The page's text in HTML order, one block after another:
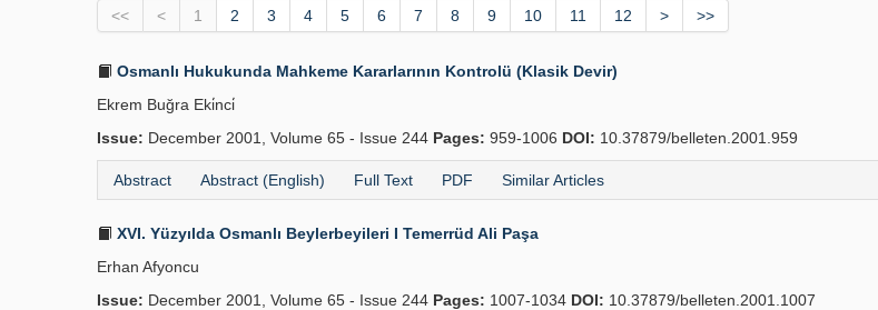
<< < 1 2 3 4 5 6 7 8 9 10 11 12 > >>
Osmanlı Hukukunda Mahkeme Kararlarının Kontrolü (Klasik Devir)
Ekrem Buğra Eki̇nci̇
Issue: December 2001, Volume 65 - Issue 244 Pages: 959-1006 DOI: 10.37879/belleten.2001.959
Abstract Abstract (English) Full Text PDF Similar Articles
XVI. Yüzyılda Osmanlı Beylerbeyileri I Temerrüd Ali Paşa
Erhan Afyoncu
Issue: December 2001, Volume 65 - Issue 244 Pages: 1007-1034 DOI: 10.37879/belleten.2001.1007